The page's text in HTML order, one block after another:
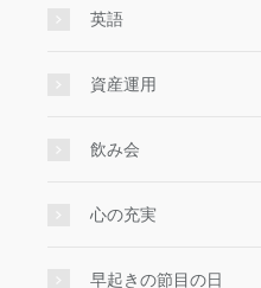
英語
資産運用
飲み会
心の充実
早起きの節目の日